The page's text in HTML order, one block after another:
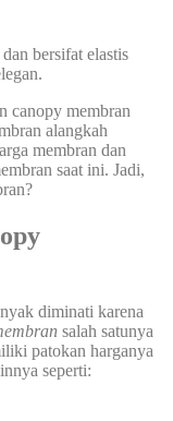
bersifat elastis
canopy membran
alangkah
membran dan
saat ini. Jadi,
diminati karena
salah satunya
patokan harganya
seperti: